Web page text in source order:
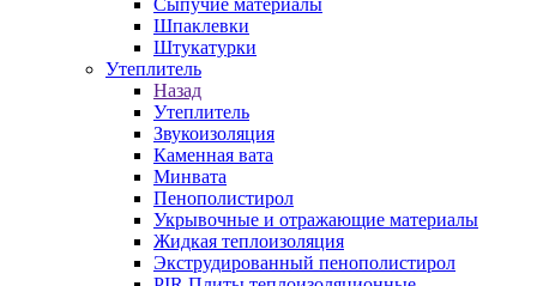
Шпаклевки
Штукатурки
Утеплитель
Назад
Утеплитель
Звукоизоляция
Каменная вата
Минвата
Пенополистирол
Укрывочные и отражающие материалы
Жидкая теплоизоляция
Экструдированный пенополистирол